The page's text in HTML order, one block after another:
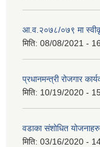
आ.व.२०७८/०७९ मा
मिति: 08/08/2021 -
प्रधानमन्त्री रोजगार
मिति: 10/19/2020 -
वडाका संशोधित योजनाहरु
मिति: 03/16/2020 -